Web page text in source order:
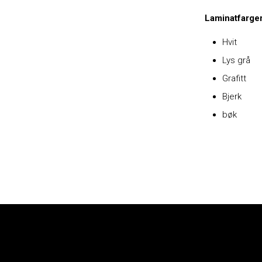
Hvit
Lys grå
Grafitt
Bjerk
bøk